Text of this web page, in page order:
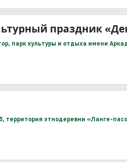
праздник
парк культуры и отдыха имени
территория этнодеревни «Ланге-